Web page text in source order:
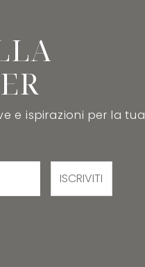
e ispirazioni per la tua
ISCRIVITI